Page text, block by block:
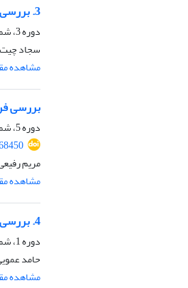
3. بررسی زمینه‌های عرفی گرایی حکومت اسلامی در تحلیل مضمون نظرات آیت‌الله جوادی آملی
دوره 3، شماره 5، شهریور 1400
سجاد
مشاهده
بررسی
دوره 5، شماره 9، مرداد 1402، صفحه
مریم
مشاهده
4. بررسی تأثیر عوامل اقتصادی در شکل‌گیری انقلاب اسلامی
دوره 1، شماره 2، اسفند 1398
حامد
مشاهده